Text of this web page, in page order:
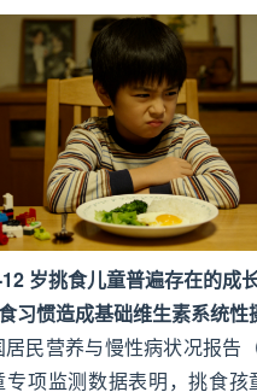
岁挑食儿童普遍存在的成
习惯造成基础维生素系统性
居民营养与慢性病状况报告
专项监测数据表明，挑食孩